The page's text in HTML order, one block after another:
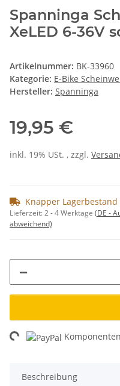
Spanninga
XeLED 6-36V
Artikelnummer: BK-33960
Kategorie: E-Bike
Hersteller: Spanninga
19,95 €
inkl. 19% USt. , zzgl.
Knapper Lagerbestand
Lieferzeit:2 - 4 Werktage (DE -
abweichend)
Beschreibung